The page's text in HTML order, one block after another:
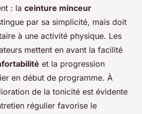
: la ceinture minceur
par sa simplicité, mais doit
à une activité physique. Les
mettent en avant la facilité
et la progression
en début de programme. À
de la tonicité est évidente
régulier favorise le